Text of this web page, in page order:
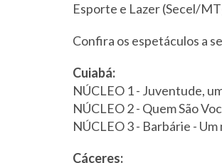
Esporte e Lazer (Secel/
Confira os espetáculos a
Cuiabá:
NÚCLEO 1 - Juventude,
NÚCLEO 2 - Quem São
NÚCLEO 3 - Barbárie - Um
Cáceres: